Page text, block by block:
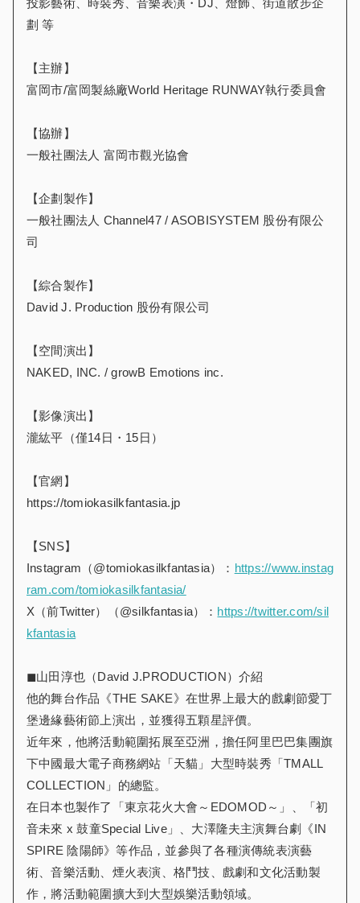
投影藝術、時裝秀、音樂表演・DJ、燈飾、街道散步企
劃 等
【主辦】
富岡市/富岡製絲廠World Heritage RUNWAY執行委員會
【協辦】
一般社團法人 富岡市觀光協會
【企劃製作】
一般社團法人 Channel47 / ASOBISYSTEM 股份有限公
司
【綜合製作】
David J. Production 股份有限公司
【空間演出】
NAKED, INC. / growB Emotions inc.
【影像演出】
瀧紘平（僅14日・15日）
【官網】
https://tomiokasilkfantasia.jp
【SNS】
Instagram（@tomiokasilkfantasia）： https://www.instag
ram.com/tomiokasilkfantasia/
X（前Twitter）（@silkfantasia）： https://twitter.com/sil
kfantasia
◼︎山田淳也（David J.PRODUCTION）介紹
他的舞台作品《THE SAKE》在世界上最大的戲劇節愛丁
堡邊緣藝術節上演出，並獲得五顆星評價。
近年來，他將活動範圍拓展至亞洲，擔任阿里巴巴集團旗
下中國最大電子商務網站「天貓」大型時裝秀「TMALL
COLLECTION」的總監。
在日本也製作了「東京花火大會～EDOMOD～」、「初
音未來 x 鼓童Special Live」、大澤隆夫主演舞台劇《IN
SPIRE 陰陽師》等作品，並參與了各種演傳統表演藝
術、音樂活動、煙火表演、格鬥技、戲劇和文化活動製
作，將活動範圍擴大到大型娛樂活動領域。